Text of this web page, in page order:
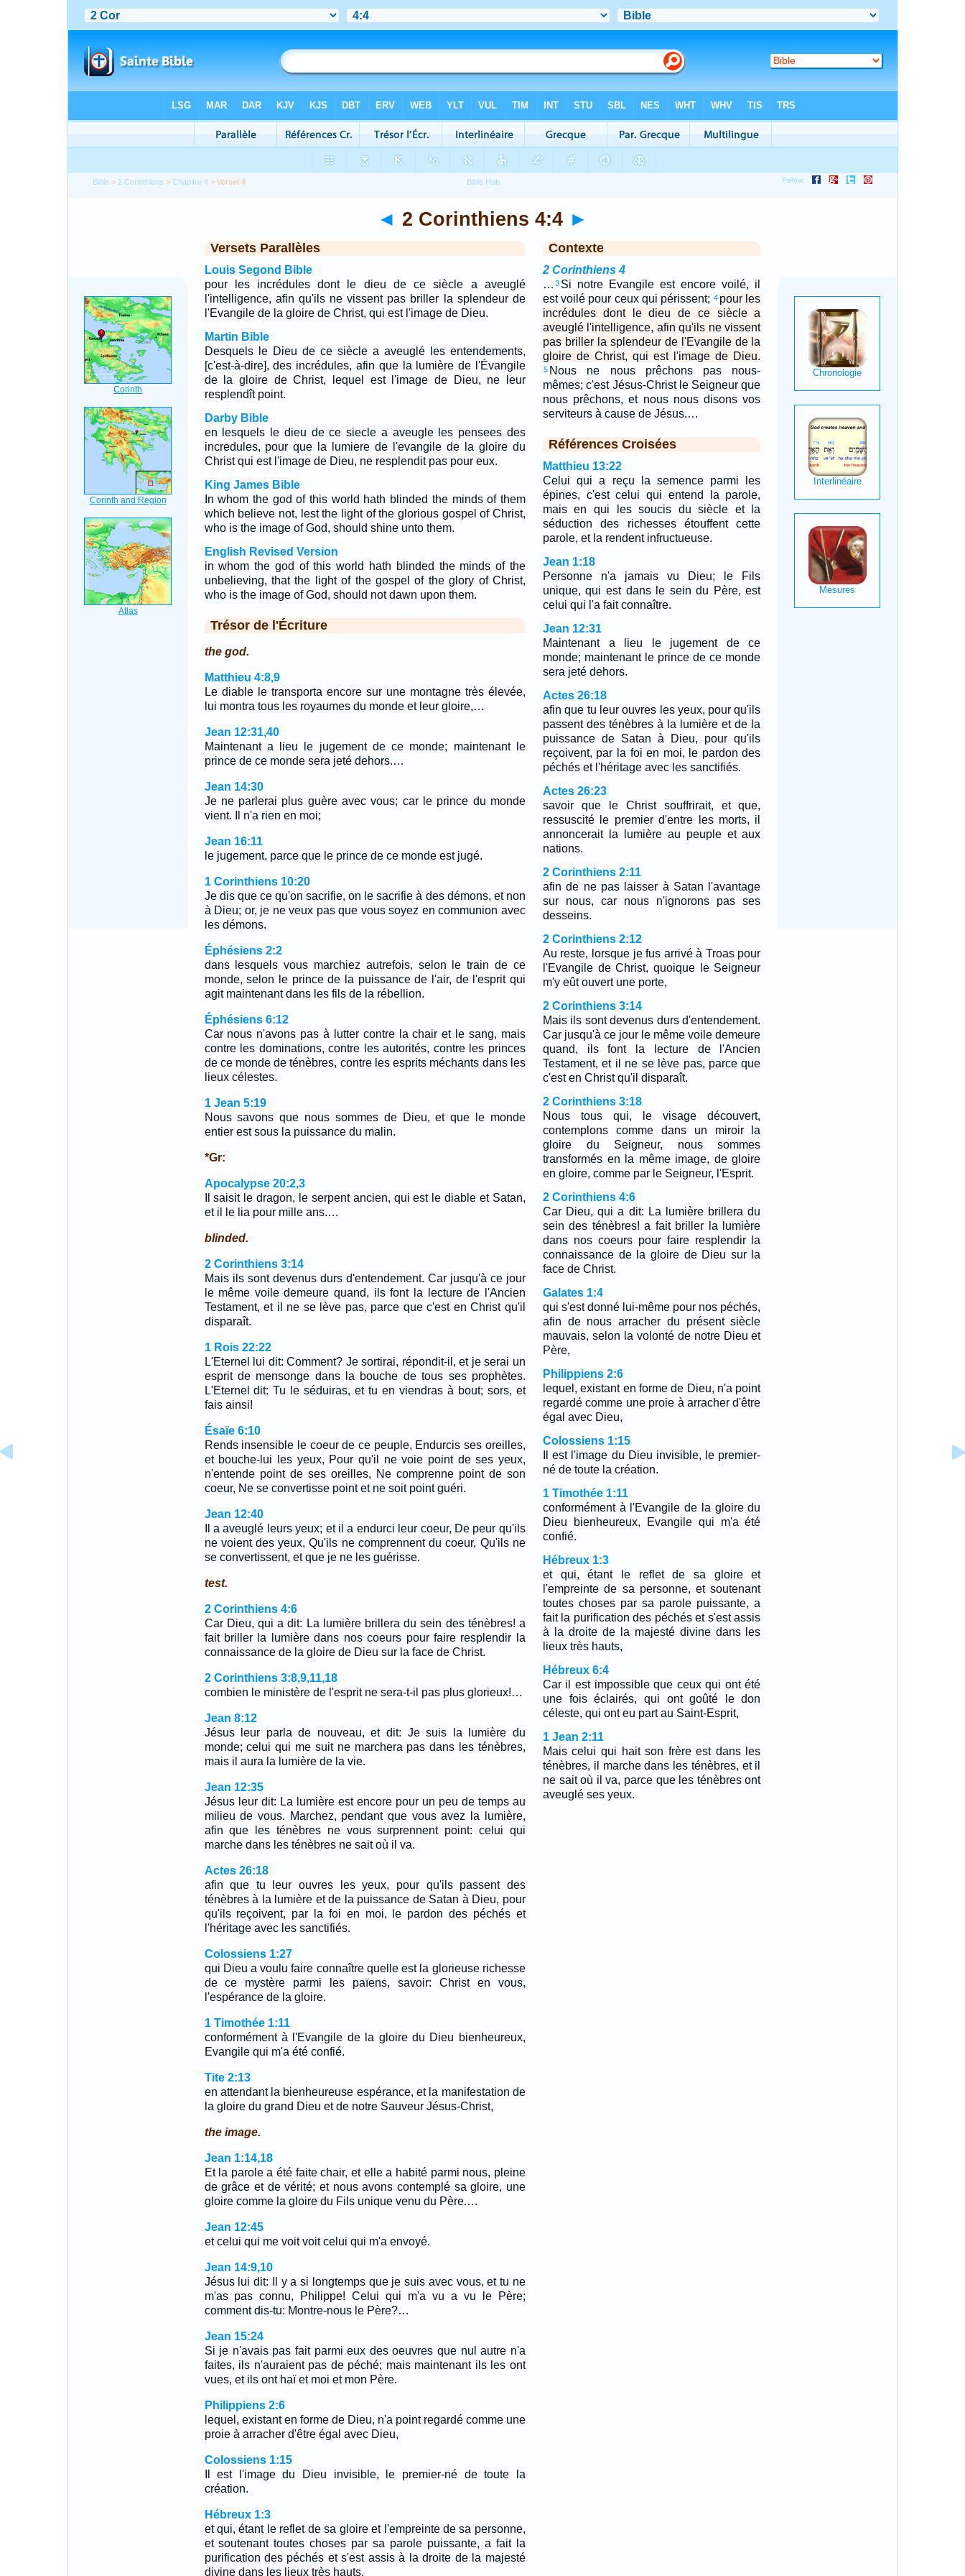
Bible > 2 Corinthiens >Chapitre 4 > Verset 4
◄ 2 Corinthiens 4:4 ►
Versets Parallèles
Louis Segond Bible
pour les incrédules dont le dieu de ce siècle a aveuglé
l'intelligence, afin qu'ils ne vissent pas briller la splendeur de
l'Evangile de la gloire de Christ, qui est l'image de Dieu.
Martin Bible
Desquels le Dieu de ce siècle a aveuglé les entendements,
[c'est-à-dire], des incrédules, afin que la lumière de l'Évangile
de la gloire de Christ, lequel est l'image de Dieu, ne leur
resplendît point.
Darby Bible
en lesquels le dieu de ce siecle a aveugle les pensees des
incredules, pour que la lumiere de l'evangile de la gloire du
Christ qui est l'image de Dieu, ne resplendit pas pour eux.
King James Bible
In whom the god of this world hath blinded the minds of them
which believe not, lest the light of the glorious gospel of Christ,
who is the image of God, should shine unto them.
English Revised Version
in whom the god of this world hath blinded the minds of the
unbelieving, that the light of the gospel of the glory of Christ,
who is the image of God, should not dawn upon them.
Trésor de l'Écriture
the god.
Matthieu 4:8,9
Le diable le transporta encore sur une montagne très élevée,
lui montra tous les royaumes du monde et leur gloire,…
Jean 12:31,40
Maintenant a lieu le jugement de ce monde; maintenant le
prince de ce monde sera jeté dehors.…
Jean 14:30
Je ne parlerai plus guère avec vous; car le prince du monde
vient. Il n'a rien en moi;
Jean 16:11
le jugement, parce que le prince de ce monde est jugé.
1 Corinthiens 10:20
Je dis que ce qu'on sacrifie, on le sacrifie à des démons, et non
à Dieu; or, je ne veux pas que vous soyez en communion avec
les démons.
Éphésiens 2:2
dans lesquels vous marchiez autrefois, selon le train de ce
monde, selon le prince de la puissance de l'air, de l'esprit qui
agit maintenant dans les fils de la rébellion.
Éphésiens 6:12
Car nous n'avons pas à lutter contre la chair et le sang, mais
contre les dominations, contre les autorités, contre les princes
de ce monde de ténèbres, contre les esprits méchants dans les
lieux célestes.
1 Jean 5:19
Nous savons que nous sommes de Dieu, et que le monde
entier est sous la puissance du malin.
*Gr:
Apocalypse 20:2,3
Il saisit le dragon, le serpent ancien, qui est le diable et Satan,
et il le lia pour mille ans.…
blinded.
2 Corinthiens 3:14
Mais ils sont devenus durs d'entendement. Car jusqu'à ce jour
le même voile demeure quand, ils font la lecture de l'Ancien
Testament, et il ne se lève pas, parce que c'est en Christ qu'il
disparaît.
1 Rois 22:22
L'Eternel lui dit: Comment? Je sortirai, répondit-il, et je serai un
esprit de mensonge dans la bouche de tous ses prophètes.
L'Eternel dit: Tu le séduiras, et tu en viendras à bout; sors, et
fais ainsi!
Ésaïe 6:10
Rends insensible le coeur de ce peuple, Endurcis ses oreilles,
et bouche-lui les yeux, Pour qu'il ne voie point de ses yeux,
n'entende point de ses oreilles, Ne comprenne point de son
coeur, Ne se convertisse point et ne soit point guéri.
Jean 12:40
Il a aveuglé leurs yeux; et il a endurci leur coeur, De peur qu'ils
ne voient des yeux, Qu'ils ne comprennent du coeur, Qu'ils ne
se convertissent, et que je ne les guérisse.
test.
2 Corinthiens 4:6
Car Dieu, qui a dit: La lumière brillera du sein des ténèbres! a
fait briller la lumière dans nos coeurs pour faire resplendir la
connaissance de la gloire de Dieu sur la face de Christ.
2 Corinthiens 3:8,9,11,18
combien le ministère de l'esprit ne sera-t-il pas plus glorieux!…
Jean 8:12
Jésus leur parla de nouveau, et dit: Je suis la lumière du
monde; celui qui me suit ne marchera pas dans les ténèbres,
mais il aura la lumière de la vie.
Jean 12:35
Jésus leur dit: La lumière est encore pour un peu de temps au
milieu de vous. Marchez, pendant que vous avez la lumière,
afin que les ténèbres ne vous surprennent point: celui qui
marche dans les ténèbres ne sait où il va.
Actes 26:18
afin que tu leur ouvres les yeux, pour qu'ils passent des
ténèbres à la lumière et de la puissance de Satan à Dieu, pour
qu'ils reçoivent, par la foi en moi, le pardon des péchés et
l'héritage avec les sanctifiés.
Colossiens 1:27
qui Dieu a voulu faire connaître quelle est la glorieuse richesse
de ce mystère parmi les païens, savoir: Christ en vous,
l'espérance de la gloire.
1 Timothée 1:11
conformément à l'Evangile de la gloire du Dieu bienheureux,
Evangile qui m'a été confié.
Tite 2:13
en attendant la bienheureuse espérance, et la manifestation de
la gloire du grand Dieu et de notre Sauveur Jésus-Christ,
the image.
Jean 1:14,18
Et la parole a été faite chair, et elle a habité parmi nous, pleine
de grâce et de vérité; et nous avons contemplé sa gloire, une
gloire comme la gloire du Fils unique venu du Père.…
Jean 12:45
et celui qui me voit voit celui qui m'a envoyé.
Jean 14:9,10
Jésus lui dit: Il y a si longtemps que je suis avec vous, et tu ne
m'as pas connu, Philippe! Celui qui m'a vu a vu le Père;
comment dis-tu: Montre-nous le Père?…
Jean 15:24
Si je n'avais pas fait parmi eux des oeuvres que nul autre n'a
faites, ils n'auraient pas de péché; mais maintenant ils les ont
vues, et ils ont haï et moi et mon Père.
Philippiens 2:6
lequel, existant en forme de Dieu, n'a point regardé comme une
proie à arracher d'être égal avec Dieu,
Colossiens 1:15
Il est l'image du Dieu invisible, le premier-né de toute la
création.
Hébreux 1:3
et qui, étant le reflet de sa gloire et l'empreinte de sa personne,
et soutenant toutes choses par sa parole puissante, a fait la
purification des péchés et s'est assis à la droite de la majesté
divine dans les lieux très hauts,
Contexte
2 Corinthiens 4
… 3 Si notre Evangile est encore voilé, il
est voilé pour ceux qui périssent; 4 pour les
incrédules dont le dieu de ce siècle a
aveuglé l'intelligence, afin qu'ils ne vissent
pas briller la splendeur de l'Evangile de la
gloire de Christ, qui est l'image de Dieu.
5 Nous ne nous prêchons pas nous-
mêmes; c'est Jésus-Christ le Seigneur que
nous prêchons, et nous nous disons vos
serviteurs à cause de Jésus.…
Références Croisées
Matthieu 13:22
Celui qui a reçu la semence parmi les
épines, c'est celui qui entend la parole,
mais en qui les soucis du siècle et la
séduction des richesses étouffent cette
parole, et la rendent infructueuse.
Jean 1:18
Personne n'a jamais vu Dieu; le Fils
unique, qui est dans le sein du Père, est
celui qui l'a fait connaître.
Jean 12:31
Maintenant a lieu le jugement de ce
monde; maintenant le prince de ce monde
sera jeté dehors.
Actes 26:18
afin que tu leur ouvres les yeux, pour qu'ils
passent des ténèbres à la lumière et de la
puissance de Satan à Dieu, pour qu'ils
reçoivent, par la foi en moi, le pardon des
péchés et l'héritage avec les sanctifiés.
Actes 26:23
savoir que le Christ souffrirait, et que,
ressuscité le premier d'entre les morts, il
annoncerait la lumière au peuple et aux
nations.
2 Corinthiens 2:11
afin de ne pas laisser à Satan l'avantage
sur nous, car nous n'ignorons pas ses
desseins.
2 Corinthiens 2:12
Au reste, lorsque je fus arrivé à Troas pour
l'Evangile de Christ, quoique le Seigneur
m'y eût ouvert une porte,
2 Corinthiens 3:14
Mais ils sont devenus durs d'entendement.
Car jusqu'à ce jour le même voile demeure
quand, ils font la lecture de l'Ancien
Testament, et il ne se lève pas, parce que
c'est en Christ qu'il disparaît.
2 Corinthiens 3:18
Nous tous qui, le visage découvert,
contemplons comme dans un miroir la
gloire du Seigneur, nous sommes
transformés en la même image, de gloire
en gloire, comme par le Seigneur, l'Esprit.
2 Corinthiens 4:6
Car Dieu, qui a dit: La lumière brillera du
sein des ténèbres! a fait briller la lumière
dans nos coeurs pour faire resplendir la
connaissance de la gloire de Dieu sur la
face de Christ.
Galates 1:4
qui s'est donné lui-même pour nos péchés,
afin de nous arracher du présent siècle
mauvais, selon la volonté de notre Dieu et
Père,
Philippiens 2:6
lequel, existant en forme de Dieu, n'a point
regardé comme une proie à arracher d'être
égal avec Dieu,
Colossiens 1:15
Il est l'image du Dieu invisible, le premier-
né de toute la création.
1 Timothée 1:11
conformément à l'Evangile de la gloire du
Dieu bienheureux, Evangile qui m'a été
confié.
Hébreux 1:3
et qui, étant le reflet de sa gloire et
l'empreinte de sa personne, et soutenant
toutes choses par sa parole puissante, a
fait la purification des péchés et s'est assis
à la droite de la majesté divine dans les
lieux très hauts,
Hébreux 6:4
Car il est impossible que ceux qui ont été
une fois éclairés, qui ont goûté le don
céleste, qui ont eu part au Saint-Esprit,
1 Jean 2:11
Mais celui qui hait son frère est dans les
ténèbres, il marche dans les ténèbres, et il
ne sait où il va, parce que les ténèbres ont
aveuglé ses yeux.